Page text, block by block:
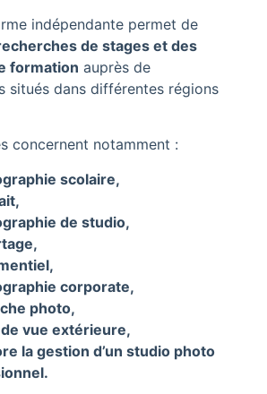
indépendante permet de
de stages et des
formation auprès de
situés dans différentes régions
concernent notamment :
scolaire,
de studio,
corporate,
photo,
vue extérieure,
la gestion d’un studio photo